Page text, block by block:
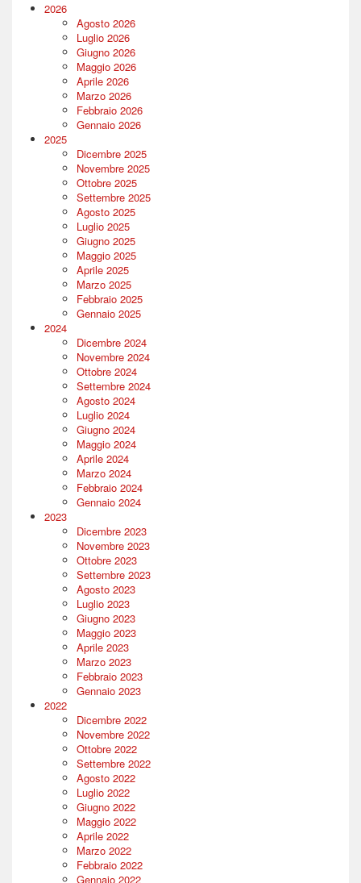
2026
Agosto 2026
Luglio 2026
Giugno 2026
Maggio 2026
Aprile 2026
Marzo 2026
Febbraio 2026
Gennaio 2026
2025
Dicembre 2025
Novembre 2025
Ottobre 2025
Settembre 2025
Agosto 2025
Luglio 2025
Giugno 2025
Maggio 2025
Aprile 2025
Marzo 2025
Febbraio 2025
Gennaio 2025
2024
Dicembre 2024
Novembre 2024
Ottobre 2024
Settembre 2024
Agosto 2024
Luglio 2024
Giugno 2024
Maggio 2024
Aprile 2024
Marzo 2024
Febbraio 2024
Gennaio 2024
2023
Dicembre 2023
Novembre 2023
Ottobre 2023
Settembre 2023
Agosto 2023
Luglio 2023
Giugno 2023
Maggio 2023
Aprile 2023
Marzo 2023
Febbraio 2023
Gennaio 2023
2022
Dicembre 2022
Novembre 2022
Ottobre 2022
Settembre 2022
Agosto 2022
Luglio 2022
Giugno 2022
Maggio 2022
Aprile 2022
Marzo 2022
Febbraio 2022
Gennaio 2022